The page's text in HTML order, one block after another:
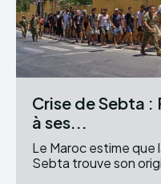
Crise de Sebta
à ses...
Le Maroc estime que
Sebta trouve son